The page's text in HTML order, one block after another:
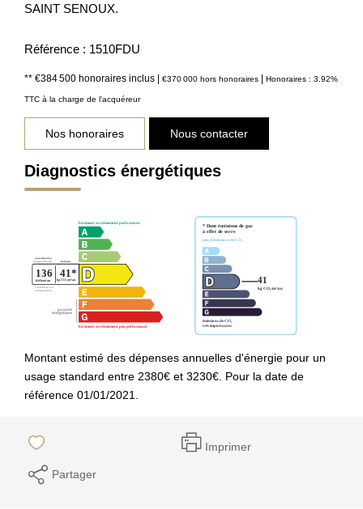
SAINT SENOUX.
Référence : 1510FDU
** €384 500 honoraires inclus | €370 000 hors honoraires | Honoraires : 3.92%
TTC à la charge de l'acquéreur
Nos honoraires Nous contacter
Diagnostics énergétiques
Montant estimé des dépenses annuelles d'énergie pour un
usage standard entre 2380€ et 3230€. Pour la date de
référence 01/01/2021.
Imprimer
Partager